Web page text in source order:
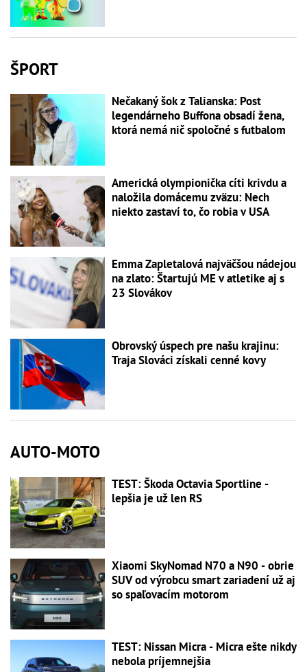
ŠPORT
Nečakaný šok z Talianska: Post
legendárneho Buffona obsadí žena,
ktorá nemá nič spoločné s futbalom
Americká olympionička cíti krivdu a
naložila domácemu zväzu: Nech
niekto zastaví to, čo robia v USA
Emma Zapletalová najväčšou nádejou
na zlato: Štartujú ME v atletike aj s
23 Slovákov
Obrovský úspech pre našu krajinu:
Traja Slováci získali cenné kovy
AUTO-MOTO
TEST: Škoda Octavia Sportline -
lepšia je už len RS
Xiaomi SkyNomad N70 a N90 - obrie
SUV od výrobcu smart zariadení už aj
so spaľovacím motorom
TEST: Nissan Micra - Micra ešte nikdy
nebola príjemnejšia